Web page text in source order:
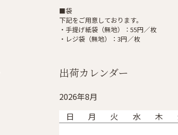
■袋
下記をご用意しております。
・手提げ紙袋（無地）：55円／枚
・レジ袋（無地）：3円／枚
出荷カレンダー
2026年8月
日
月 火 水 木